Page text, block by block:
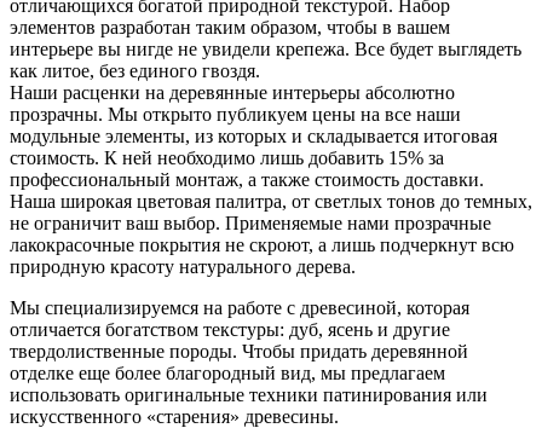
отличающихся богатой природной текстурой. Набор
элементов разработан таким образом, чтобы в вашем
интерьере вы нигде не увидели крепежа. Все будет выглядеть
как литое, без единого гвоздя.
Наши расценки на деревянные интерьеры абсолютно
прозрачны. Мы открыто публикуем цены на все наши
модульные элементы, из которых и складывается итоговая
стоимость. К ней необходимо лишь добавить 15% за
профессиональный монтаж, а также стоимость доставки.
Наша широкая цветовая палитра, от светлых тонов до темных,
не ограничит ваш выбор. Применяемые нами прозрачные
лакокрасочные покрытия не скроют, а лишь подчеркнут всю
природную красоту натурального дерева.
Мы специализируемся на работе с древесиной, которая
отличается богатством текстуры: дуб, ясень и другие
твердолиственные породы. Чтобы придать деревянной
отделке еще более благородный вид, мы предлагаем
использовать оригинальные техники патинирования или
искусственного «старения» древесины.